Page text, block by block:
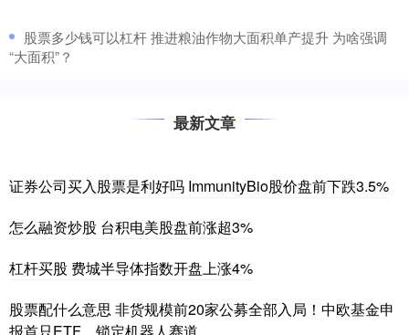
​股票多少钱可以杠杆 推进粮油作物大面积单产提升 为啥强调
“大面积”？
最新文章
证券公司买入股票是利好吗 ImmunityBio股价盘前下跌3.5%
怎么融资炒股 台积电美股盘前涨超3%
杠杆买股 费城半导体指数开盘上涨4%
股票配什么意思 非货规模前20家公募全部入局！中欧基金申